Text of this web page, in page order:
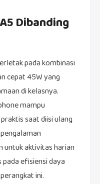
Dibanding
pada kombinasi
cepat 45W yang
di kelasnya.
mampu
saat diisi ulang
untuk aktivitas harian
efisiensi daya
ini.